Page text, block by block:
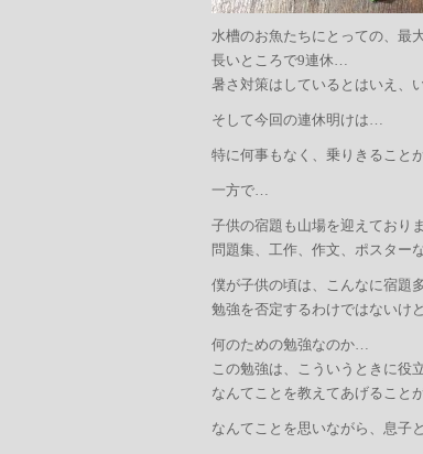
水槽のお魚たちにとっての、最
長いところで9連休…
暑さ対策はしているとはいえ、
そして今回の連休明けは…
特に何事もなく、乗りきること
一方で…
子供の宿題も山場を迎えており
問題集、工作、作文、ポスター
僕が子供の頃は、こんなに宿題
勉強を否定するわけではないけ
何のための勉強なのか…
この勉強は、こういうときに役
なんてことを教えてあげること
なんてことを思いながら、息子